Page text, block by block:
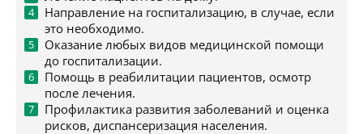
Направление на госпитализацию, в случае, если
это необходимо.
Оказание любых видов медицинской помощи
до госпитализации.
Помощь в реабилитации пациентов, осмотр
после лечения.
Профилактика развития заболеваний и оценка
рисков, диспансеризация населения.